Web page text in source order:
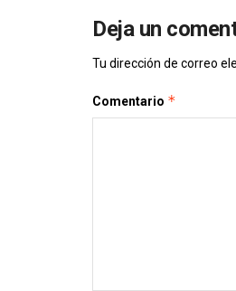
Deja un
Tu dirección de correo
Comentario *